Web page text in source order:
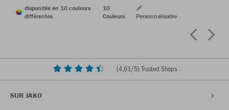
disponible en 10 couleurs
différentes
10
Couleurs
Personnalisable
(4,61/5) Trusted Shops
SUR JAKO